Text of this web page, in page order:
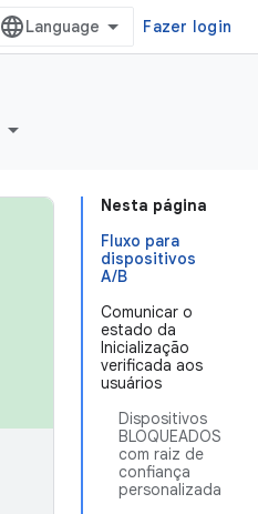
Fazer login
Nesta página
Fluxo para
dispositivos
A/B
Comunicar o
estado da
Inicialização
verificada aos
usuários
Dispositivos
BLOQUEADOS
com raiz de
confiança
personalizada